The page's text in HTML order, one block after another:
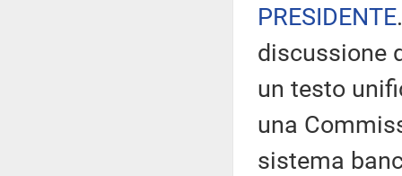
PRESIDENTE
discussione
un testo
una
sistema